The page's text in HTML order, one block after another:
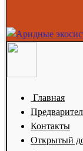
Главная
Контакты
Открытый